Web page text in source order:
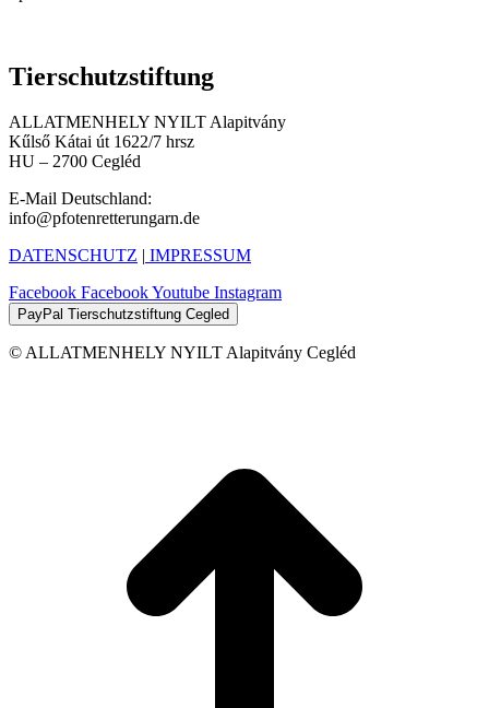
Tierschutzstiftung
ALLATMENHELY NYILT Alapitvány
Kűlső Kátai út 1622/7 hrsz
HU – 2700 Cegléd
E-Mail Deutschland:
info@pfotenretterungarn.de
DATENSCHUTZ | IMPRESSUM
Facebook FacebookYoutube Instagram
PayPal Tierschutzstiftung Cegled
© ALLATMENHELY NYILT Alapitvány Cegléd